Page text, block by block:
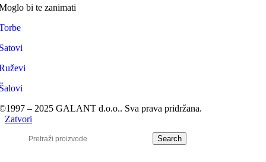
bi te zanimati
– 2025 GALANT d.o.o.. Sva prava pridržana.
Zatvori
Search